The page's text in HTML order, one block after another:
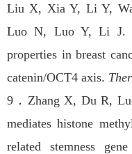
Liu X, Xia Y, Li Y,
Luo N, Luo Y, Li J.
properties in breast
catenin/OCT4 axis.
9 ． Zhang X, Du R,
mediates histone
related stemness